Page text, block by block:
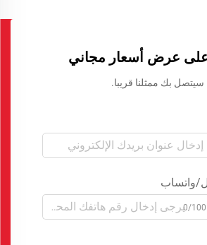
عرض أسعار مجاني
سيتصل بك ممثلنا قريبا.
واتساب
0/100